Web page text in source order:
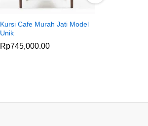
Kursi Cafe Murah Jati Model
Unik
Rp745,000.00